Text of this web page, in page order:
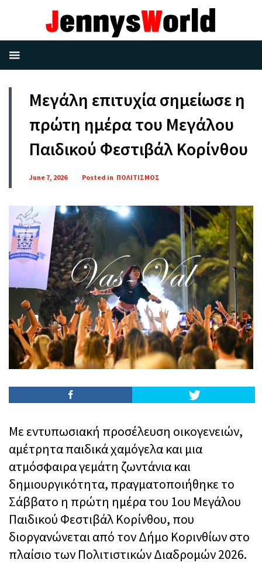
Μεγάλη επιτυχία σημείωσε η
πρώτη ημέρα του Μεγάλου
Παιδικού Φεστιβάλ Κορίνθου
June 7, 2026 Posted in ΠΟΛΙΤΙΣΜΟΣ
Με εντυπωσιακή προσέλευση οικογενειών,
αμέτρητα παιδικά χαμόγελα και μια
ατμόσφαιρα γεμάτη ζωντάνια και
δημιουργικότητα, πραγματοποιήθηκε το
Σάββατο η πρώτη ημέρα του 1ου Μεγάλου
Παιδικού Φεστιβάλ Κορίνθου, που
διοργανώνεται από τον Δήμο Κορινθίων στο
πλαίσιο των Πολιτιστικών Διαδρομών 2026.